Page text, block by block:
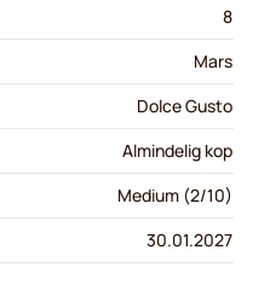
8
Mars
Dolce Gusto
Almindelig kop
Medium (2/10)
30.01.2027